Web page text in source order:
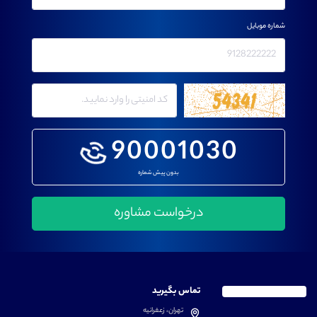
90001030
بدون پیش شماره
شماره موبایل
تماس بگیرید
تهران، زعفرانیه